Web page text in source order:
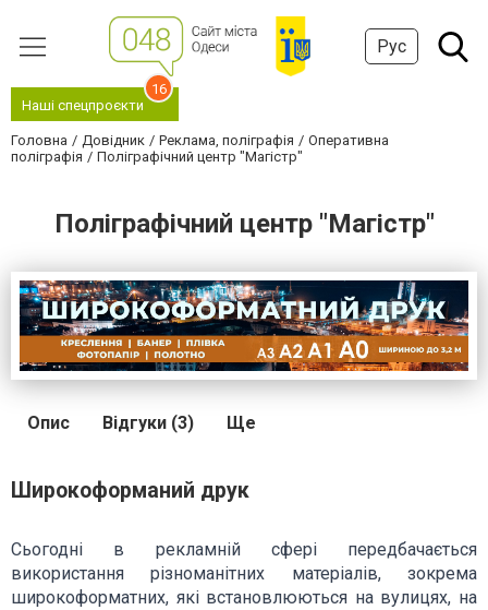
Рус
Наші спецпроєкти
16
Головна Довідник Реклама, поліграфія
Оперативна
поліграфія
Поліграфічний центр "Магістр"
Поліграфічний центр "Магістр"
Опис Відгуки (3) Ще
Широкоформаний друк
Сьогодні в рекламній сфері передбачається
використання різноманітних матеріалів, зокрема
широкоформатних, які встановлюються на вулицях, на